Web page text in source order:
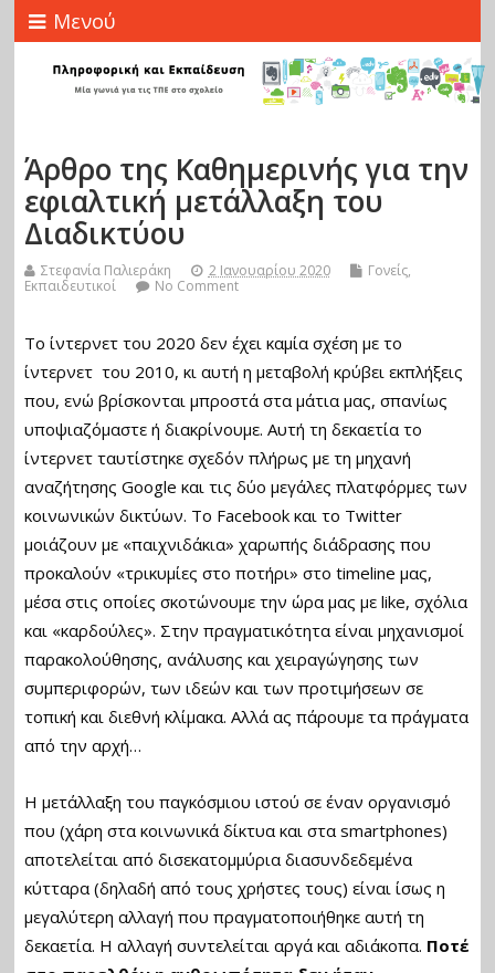
Μενού
Άρθρο της Καθημερινής για την
εφιαλτική μετάλλαξη του
Διαδικτύου
Στεφανία Παλιεράκη 2 Ιανουαρίου 2020 Γονείς,
Εκπαιδευτικοί
No Comment
Το ίντερνετ του 2020 δεν έχει καμία σχέση με το
ίντερνετ του 2010, κι αυτή η μεταβολή κρύβει εκπλήξεις
που, ενώ βρίσκονται μπροστά στα μάτια μας, σπανίως
υποψιαζόμαστε ή διακρίνουμε. Αυτή τη δεκαετία το
ίντερνετ ταυτίστηκε σχεδόν πλήρως με τη μηχανή
αναζήτησης Google και τις δύο μεγάλες πλατφόρμες των
κοινωνικών δικτύων. Το Facebook και το Twitter
μοιάζουν με «παιχνιδάκια» χαρωπής διάδρασης που
προκαλούν «τρικυμίες στο ποτήρι» στο timeline μας,
μέσα στις οποίες σκοτώνουμε την ώρα μας με like, σχόλια
και «καρδούλες». Στην πραγματικότητα είναι μηχανισμοί
παρακολούθησης, ανάλυσης και χειραγώγησης των
συμπεριφορών, των ιδεών και των προτιμήσεων σε
τοπική και διεθνή κλίμακα. Αλλά ας πάρουμε τα πράγματα
από την αρχή…
Η μετάλλαξη του παγκόσμιου ιστού σε έναν οργανισμό
που (χάρη στα κοινωνικά δίκτυα και στα smartphones)
αποτελείται από δισεκατομμύρια διασυνδεδεμένα
κύτταρα (δηλαδή από τους χρήστες τους) είναι ίσως η
μεγαλύτερη αλλαγή που πραγματοποιήθηκε αυτή τη
δεκαετία. Η αλλαγή συντελείται αργά και αδιάκοπα. Ποτέ